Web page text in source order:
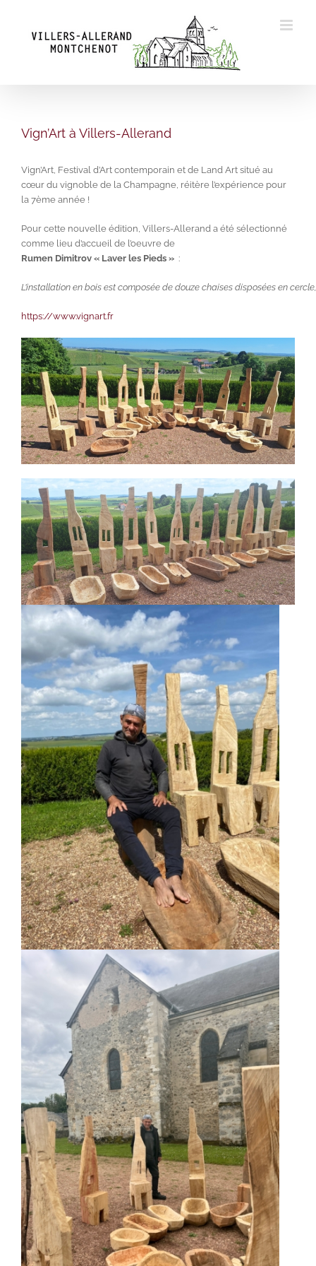
content
Vign’Art à Villers-Allerand
Vign’Art, Festival d’Art contemporain et de Land Art situé au
cœur du vignoble de la Champagne, réitère l’expérience pour
la 7ème année !
Pour cette nouvelle édition, Villers-Allerand a été sélectionné
comme lieu d’accueil de l’oeuvre de
Rumen Dimitrov « Laver les Pieds » :
L’installation en bois est composée de douze chaises disposées en
https://www.vignart.fr